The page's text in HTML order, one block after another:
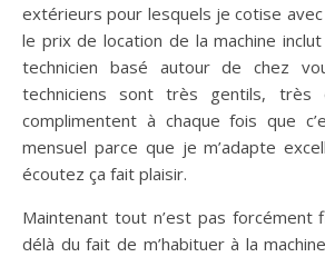
extérieurs pour lesquels je cotise
le prix de location de la machine
technicien basé autour de chez
techniciens sont très gentils, très
complimentent à chaque fois que
mensuel parce que je m’adapte
écoutez ça fait plaisir.
Maintenant tout n’est pas forcément
délà du fait de m’habituer à la